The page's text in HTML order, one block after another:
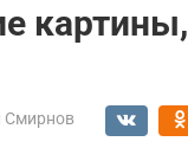
картины,
Смирнов